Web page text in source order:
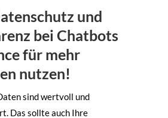
und
bei Chatbots
für mehr
nutzen!
sind wertvoll und
Das sollte auch Ihre